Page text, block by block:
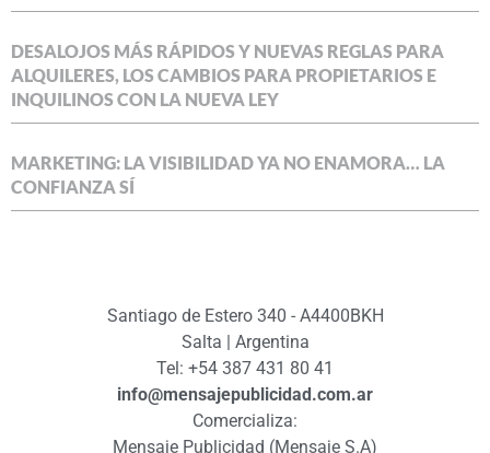
DESALOJOS MÁS RÁPIDOS Y NUEVAS REGLAS PARA
ALQUILERES, LOS CAMBIOS PARA PROPIETARIOS E
INQUILINOS CON LA NUEVA LEY
MARKETING: LA VISIBILIDAD YA NO ENAMORA… LA
CONFIANZA SÍ
Santiago de Estero 340 - A4400BKH
Salta | Argentina
Tel: +54 387 431 80 41
info@mensajepublicidad.com.ar
Comercializa:
Mensaje Publicidad (Mensaje S.A)